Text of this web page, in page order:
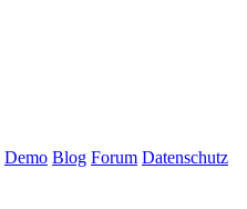
Demo Blog Forum Datenschutz